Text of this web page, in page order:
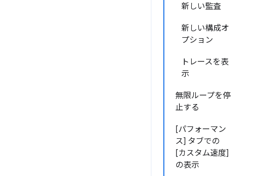
新しい監査
新しい構成オ
プション
トレースを表
示
無限ループを停
止する
[パフォーマン
ス] タブでの
[カスタム速度]
の表示